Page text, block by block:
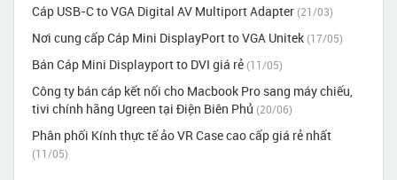
Cáp USB-C to VGA Digital AV Multiport Adapter (21/03)
Nơi cung cấp Cáp Mini DisplayPort to VGA Unitek (17/05)
Bán Cáp Mini Displayport to DVI giá rẻ (11/05)
Công ty bán cáp kết nối cho Macbook Pro sang máy chiếu,
tivi chính hãng Ugreen tại Điện Biên Phủ (20/06)
Phân phối Kính thực tế ảo VR Case cao cấp giá rẻ nhất
(11/05)